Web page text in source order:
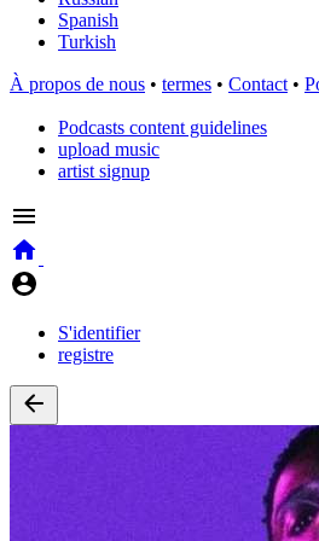
Spanish
Turkish
À propos de nous • termes • Contact •
Podcasts content guidelines
upload music
artist signup
S'identifier
registre